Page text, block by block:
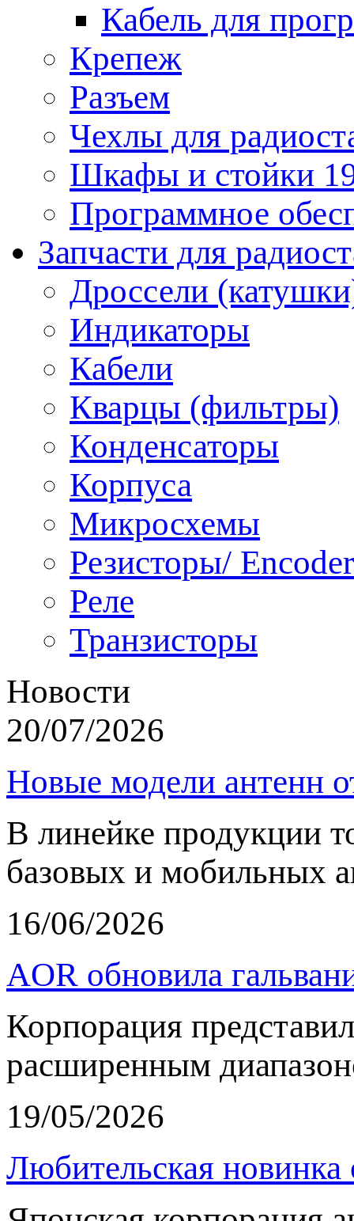
Кабель для
Крепеж
Разъем
Чехлы для
Шкафы и стойки
Программное
Запчасти для
Дроссели
Индикаторы
Кабели
Кварцы (фильтры)
Конденсаторы
Корпуса
Микросхемы
Резисторы/ Encoder
Реле
Транзисторы
Новости
20/07/2026
Новые модели антенн
В линейке продукции
базовых и мобильных
16/06/2026
AOR обновила
Корпорация
расширенным
19/05/2026
Любительская новинка